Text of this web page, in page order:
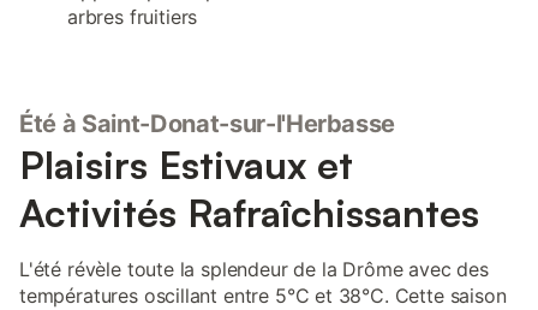
arbres fruitiers
Été à Saint-Donat-sur-l'Herbasse
Plaisirs Estivaux et
Activités Rafraîchissantes
L'été révèle toute la splendeur de la Drôme avec des
températures oscillant entre 5°C et 38°C. Cette saison